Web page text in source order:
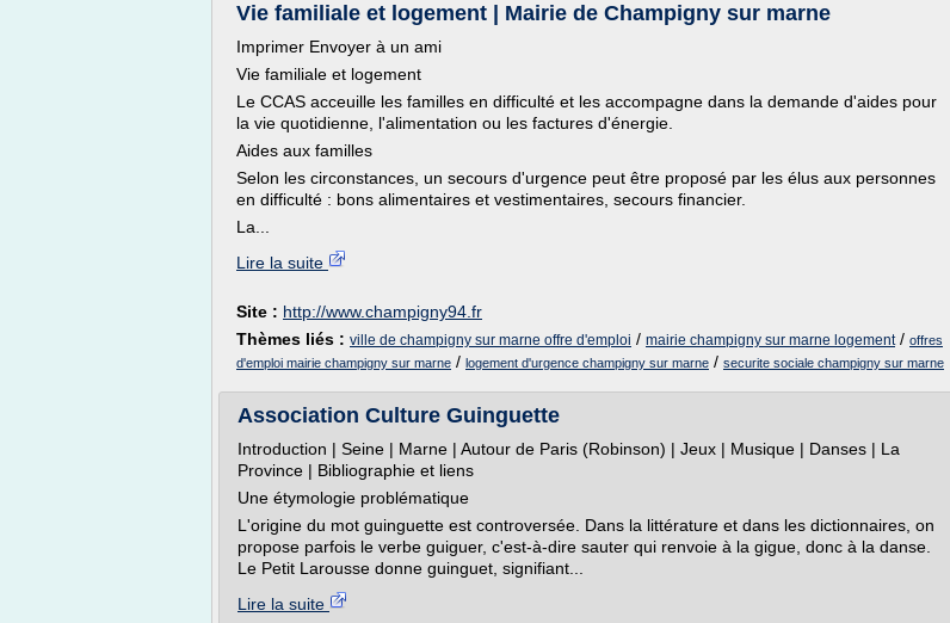
Vie familiale et logement | Mairie de Champigny sur marne
Imprimer Envoyer à un ami
Vie familiale et logement
Le CCAS acceuille les familles en difficulté et les accompagne dans la demande d'aides pour
la vie quotidienne, l'alimentation ou les factures d'énergie.
Aides aux familles
Selon les circonstances, un secours d'urgence peut être proposé par les élus aux personnes
en difficulté : bons alimentaires et vestimentaires, secours financier.
La...
Lire la suite
Site : http://www.champigny94.fr
Thèmes liés : ville de champigny sur marne offre d'emploi / mairie champigny sur marne logement/ offres
d'emploi mairie champigny sur marne / logement d'urgence champigny sur marne / securite sociale champigny sur marne
Association Culture Guinguette
Introduction | Seine | Marne | Autour de Paris (Robinson) | Jeux | Musique | Danses | La
Province | Bibliographie et liens
Une étymologie problématique
L'origine du mot guinguette est controversée. Dans la littérature et dans les dictionnaires, on
propose parfois le verbe guiguer, c'est-à-dire sauter qui renvoie à la gigue, donc à la danse.
Le Petit Larousse donne guinguet, signifiant...
Lire la suite